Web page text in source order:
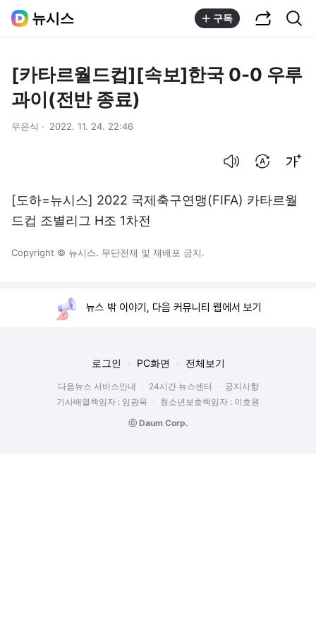
뉴시스 구독
[카타르월드컵][속보]한국 0-0 우루
과이(전반 종료)
우은식 2022. 11. 24. 22:46
[도하=뉴시스] 2022 국제축구연맹(FIFA) 카타르월
드컵 조별리그 H조 1차전
Copyright © 뉴시스. 무단전재 및 재배포 금지.
뉴스 밖 이야기, 다음 커뮤니티 웹에서 보기
로그인 PC화면 전체보기
다음뉴스 서비스안내 24시간 뉴스센터
공지사항
기사배열책임자 : 임광욱
청소년보호책임자 : 이호원
ⓒ Daum Corp.